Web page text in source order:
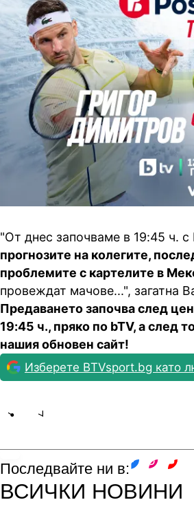
"От днес започваме в 19:45 ч.
прогнозите на колегите,
проблемите с картелите в
провеждат мачове...", загатна
Предаването започва след
19:45 ч., пряко по bTV, а след
нашия обновен сайт!
Изберете BTVsport.bg като
Последвайте ни в:
ВСИЧКИ НОВИНИ